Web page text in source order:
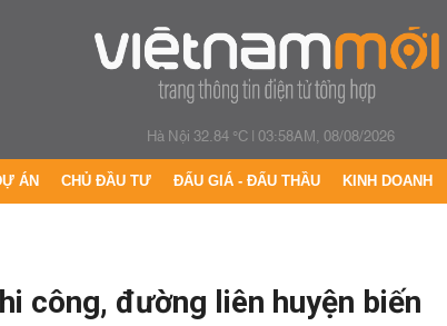
Hà Nội 32.84 °C|03:58AM, 08/08/2026
ÁN CHỦ ĐẦU TƯ ĐẤU GIÁ - ĐẤU THẦU KINH DOANH
công, đường liên huyện biến